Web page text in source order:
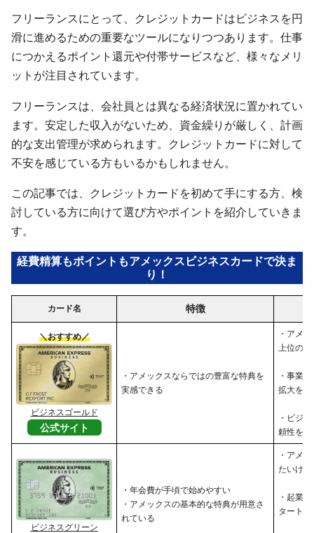
フリーランスにとって、クレジットカードはビジネスを円
滑に進めるための重要なツールになりつつあります。仕事
につかえるポイント還元や付帯サービスなど、様々なメリ
ットが注目されています。
フリーランスは、会社員とは異なる経済状況に置かれてい
ます。安定した収入がないため、資金繰りが厳しく、計画
的な支出管理が求められます。クレジットカードに対して
不安を感じている方もいるかもしれません。
この記事では、クレジットカードを初めて手にする方、検
討している方に向けて選び方やポイントを紹介していきま
す。
経費精算もポイントもアメックスビジネスカードで決ま
り！
カード名 特徴
＼おすすめ／
ビジネスゴールド
公式サイト
・アメックスならではの豊富な特典を
実感できる
・アメ
上位のサ
・事業
拡大を目
・ビジ
頼性を高
ビジネスグリーン
・年会費が手頃で始めやすい
・アメックスの基本的な特典が用意さ
れている
・アメ
たいけれ
・起業
タートア